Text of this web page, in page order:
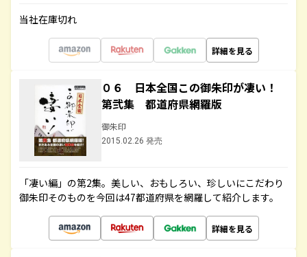
当社在庫切れ
詳細を見る
０６ 日本全国この御朱印が凄い！
第弐集 都道府県網羅版
御朱印
2015.02.26 発売
「凄い編」の第2集。美しい、おもしろい、珍しいにこだわり
御朱印そのものを今回は47都道府県を網羅して紹介します。
詳細を見る